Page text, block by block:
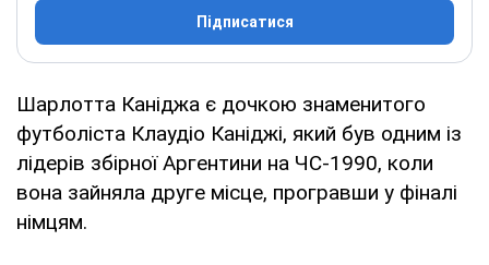
Підписатися
Шарлотта Каніджа є дочкою знаменитого
футболіста Клаудіо Каніджі, який був одним із
лідерів збірної Аргентини на ЧС-1990, коли
вона зайняла друге місце, програвши у фіналі
німцям.